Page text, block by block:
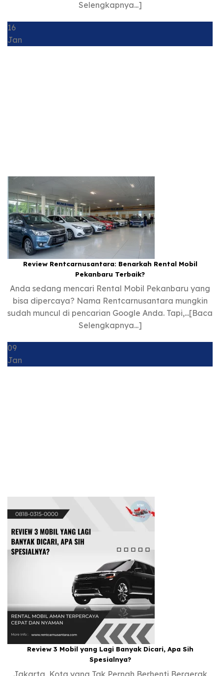
Selengkapnya...]
16
Jan
Review Rentcarnusantara: Benarkah Rental Mobil
Pekanbaru Terbaik?
Anda sedang mencari Rental Mobil Pekanbaru yang
bisa dipercaya? Nama Rentcarnusantara mungkin
sudah muncul di pencarian Google Anda. Tapi,...[Baca
Selengkapnya...]
09
Jan
Review 3 Mobil yang Lagi Banyak Dicari, Apa Sih
Spesialnya?